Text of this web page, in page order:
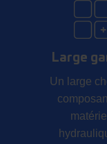
Large
Un large